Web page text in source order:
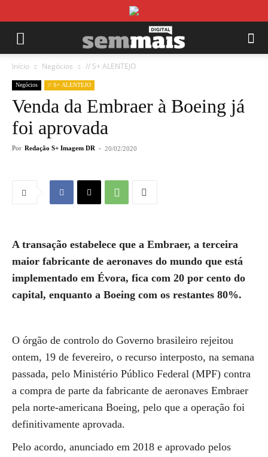
Início Negócios // S+ ALENTEJO
Negócios // S+ ALENTEJO
Venda da Embraer à Boeing já
foi aprovada
Por Redação S+ Imagem DR - 20/02/2020
A transação estabelece que a Embraer, a terceira
maior fabricante de aeronaves do mundo que está
implementado em Évora, fica com 20 por cento do
capital, enquanto a Boeing com os restantes 80%.
O órgão de controlo do Governo brasileiro rejeitou
ontem, 19 de fevereiro, o recurso interposto, na semana
passada, pelo Ministério Público Federal (MPF) contra
a compra de parte da fabricante de aeronaves Embraer
pela norte-americana Boeing, pelo que a operação foi
definitivamente aprovada.
Pelo acordo, anunciado em 2018 e aprovado pelos